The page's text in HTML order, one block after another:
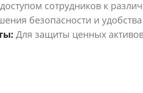
сотрудников к
безопасности и
Для защиты ценных